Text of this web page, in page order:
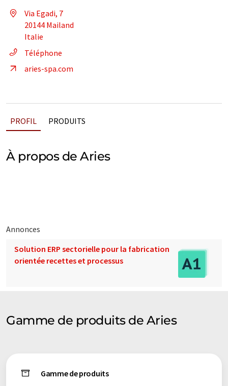
Via Egadi, 7
20144 Mailand
Italie
Téléphone
aries-spa.com
PROFIL PRODUITS
À propos de Aries
Annonces
Solution ERP sectorielle pour la fabrication
orientée recettes et processus
Gamme de produits de Aries
Gamme de produits